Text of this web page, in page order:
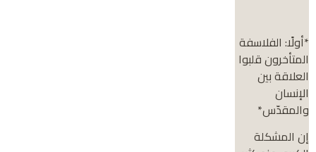
*أولًا: الفلاسفة
المتأخرون قلبوا
العلاقة بين
الإنسان
والمقدّس*
إن المشكلة